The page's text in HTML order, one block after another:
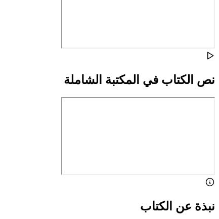
نص الكتاب في المكتبة الشاملة
نبذة عن الكتاب